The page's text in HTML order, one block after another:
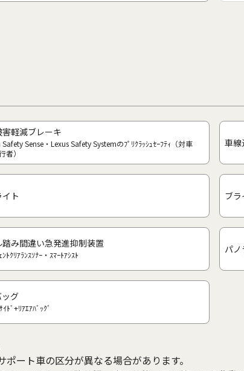
軽減ブレーキ
Sense・Lexus Safety Systemのﾌﾟﾘｸﾗｯｼｭｾｰﾌﾃｨ（対車
者）
車線
ト ブ
踏み間違い急発進抑制装置
ﾝﾄｸﾘｱﾗﾝｽｿﾅｰ・ｽﾏｰﾄｱｼｽﾄ パノ
グ
ｲﾄﾞ+ﾘｱｴｱﾊﾞｯｸﾞ
ート車の区分が異なる場合があります。